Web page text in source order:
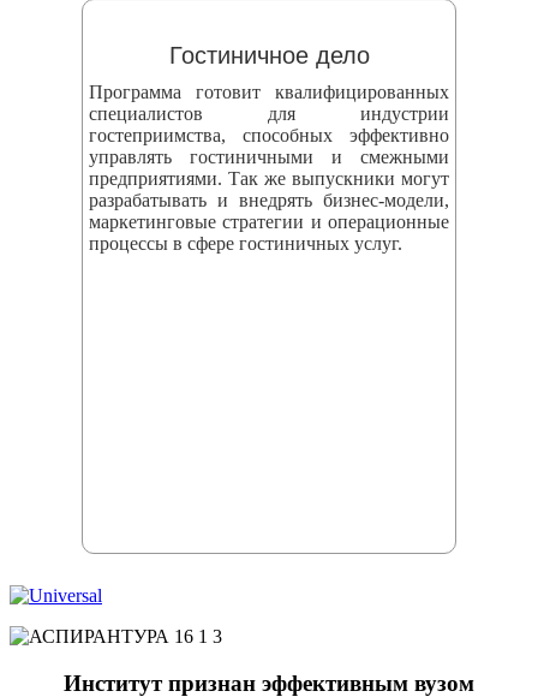
Гостиничное дело
Программа готовит квалифицированных
специалистов для индустрии
гостеприимства, способных эффективно
управлять гостиничными и смежными
предприятиями. Так же выпускники могут
разрабатывать и внедрять бизнес‑модели,
маркетинговые стратегии и операционные
процессы в сфере гостиничных услуг.
Институт признан эффективным вузом